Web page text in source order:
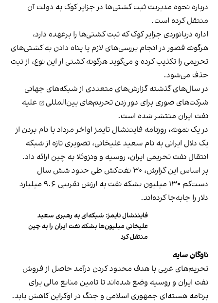
درباره نحوه مدیریت ثبت کشتی‌ها در جزایر کوک به دولت آن
منتقل کرده است.
اداره دریانوردی جزایر کوک که ثبت کشتی‌ها را برعهده دارد،
هرگونه قصور در انجام بررسی‌های لازم یا پناه دادن به کشتی‌های
تحریمی را تکذیب کرده و می‌گوید هرگونه کشتی از این نوع، از ثبت
حذف می‌شود.
در سال‌های گذشته گزارش‌های متعددی از شبکه‌های جهانی
شرکت‌های صوری برای دور زدن تحریم‌های بین‌المللی
علیه
نفت ایران منتشر شده است.
در یک نمونه، روزنامه فایننشال تایمز اواخر مرداد با نام بردن از
یک دلال ایرانی به نام سعید علیخانی، تصویری تازه از شبکه
انتقال نفت تحریمی ایران، روسیه و ونزوئلا به چین ارائه داد.
بر اساس این گزارش، ۳۰ نفت‌کش طی حدود شش سال
دست‌کم ۱۳۰ میلیون بشکه نفت به ارزش تقریبی ۹.۶ میلیارد
دلار را جابه‌جا کرده‌اند.
فایننشال تایمز: شبکه‌ای به رهبری سعید
علیخانی میلیون‌ها بشکه نفت ایران را به چین
منتقل کرد
ناوگان سایه
تحریم‌های غربی با هدف محدود کردن درآمد حاصل از فروش
نفت ایران و روسیه وضع شده‌اند تا تامین منابع مالی برای
برنامه هسته‌ای جمهوری اسلامی و جنگ در اوکراین کاهش یابد.